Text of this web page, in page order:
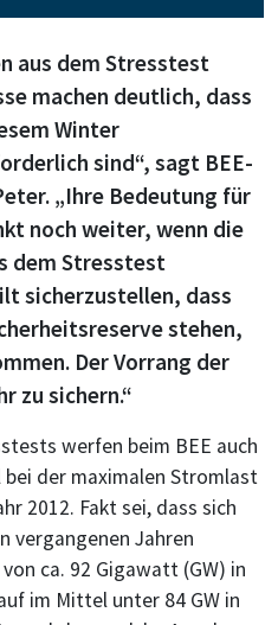
aus dem Stresstest
machen deutlich, dass
Winter
sind“, sagt BEE-
„Ihre Bedeutung für
noch weiter, wenn die
dem Stresstest
sicherzustellen, dass
stehen,
Der Vorrang der
zu sichern.“
werfen beim BEE auch
bei der maximalen Stromlast
2012. Fakt sei, dass sich
vergangenen Jahren
ca. 92 Gigawatt (GW) in
im Mittel unter 84 GW in